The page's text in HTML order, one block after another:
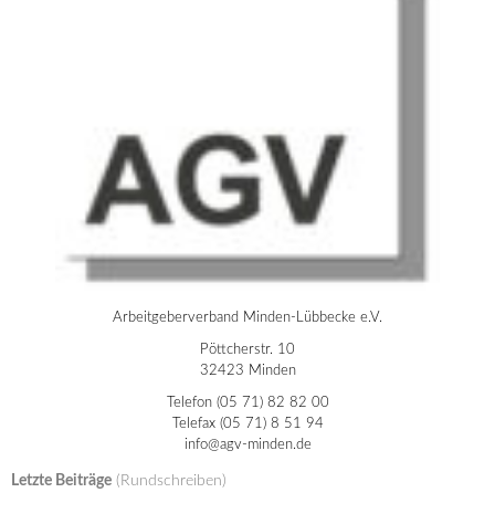
Arbeitgeberverband Minden-Lübbecke e.V.
Pöttcherstr. 10
32423 Minden
Telefon (05 71) 82 82 00
Telefax (05 71) 8 51 94
info@agv-minden.de
Letzte Beiträge (Rundschreiben)